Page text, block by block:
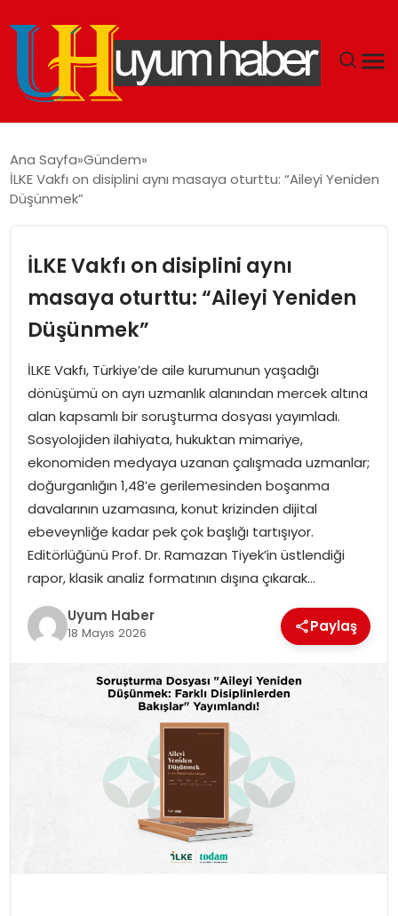
EKONOMI
SPOR
TEKNOLOJI
SAĞLIK
MAGAZIN
YAŞAM
Ana Sayfa Gündem
İLKE Vakfı on disiplini aynı masaya oturttu: “Aileyi Yeniden
Düşünmek”
İLKE Vakfı on disiplini aynı
masaya oturttu: “Aileyi Yeniden
Düşünmek”
İLKE Vakfı, Türkiye’de aile kurumunun yaşadığı
dönüşümü on ayrı uzmanlık alanından mercek altına
alan kapsamlı bir soruşturma dosyası yayımladı.
Sosyolojiden ilahiyata, hukuktan mimariye,
ekonomiden medyaya uzanan çalışmada uzmanlar;
doğurganlığın 1,48’e gerilemesinden boşanma
davalarının uzamasına, konut krizinden dijital
ebeveynliğe kadar pek çok başlığı tartışıyor.
Editörlüğünü Prof. Dr. Ramazan Tiyek’in üstlendiği
rapor, klasik analiz formatının dışına çıkarak…
Uyum Haber
18 Mayıs 2026 Paylaş